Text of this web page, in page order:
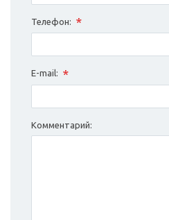
Телефон: *
E-mail: *
Комментарий: